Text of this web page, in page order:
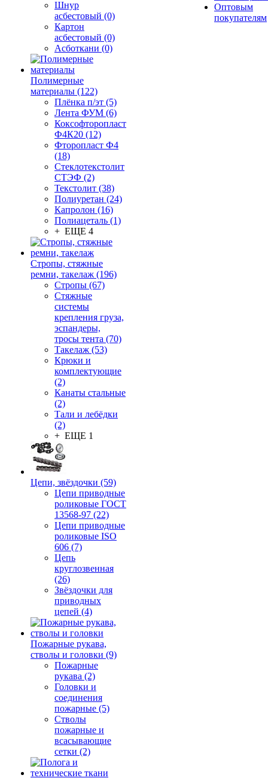
Шнур
асбестовый (0)
Картон
асбестовый (0)
Асботкани (0)
Полимерные
материалы (122)
Плёнка п/эт (5)
Лента ФУМ (6)
Коксофторопласт
Ф4К20 (12)
Фторопласт Ф4
(18)
Стеклотекстолит
СТЭФ (2)
Текстолит (38)
Полиуретан (24)
Капролон (16)
Полиацеталь (1)
+ ЕЩЕ 4
Стропы, стяжные
ремни, такелаж (196)
Стропы (67)
Стяжные
системы
крепления груза,
эспандеры,
тросы тента (70)
Такелаж (53)
Крюки и
комплектующие
(2)
Канаты стальные
(2)
Тали и лебёдки
(2)
+ ЕЩЕ 1
Цепи, звёздочки (59)
Цепи приводные
роликовые ГОСТ
13568-97 (22)
Цепи приводные
роликовые ISO
606 (7)
Цепь
круглозвенная
(26)
Звёздочки для
приводных
цепей (4)
Пожарные рукава,
стволы и головки (9)
Пожарные
рукава (2)
Головки и
соединения
пожарные (5)
Стволы
пожарные и
всасывающие
сетки (2)
Оптовым
покупателям